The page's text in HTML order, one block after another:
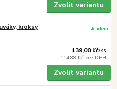
Zvolit variantu
kroksy
139,00 Kč/ks
114,88 Kč bez DPH
skladem
Zvolit variantu